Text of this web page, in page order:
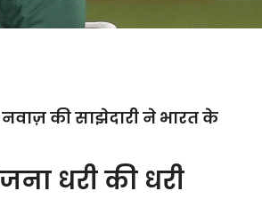
की साझेदारी ने भारत के
धरी की धरी